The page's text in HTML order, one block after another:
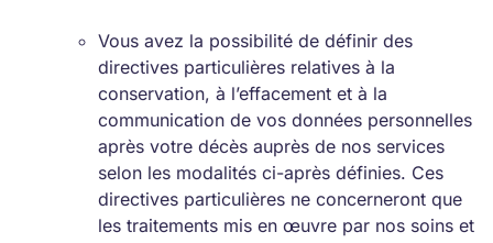
Vous avez la possibilité de définir des
directives particulières relatives à la
conservation, à l’effacement et à la
communication de vos données personnelles
après votre décès auprès de nos services
selon les modalités ci-après définies. Ces
directives particulières ne concerneront que
les traitements mis en œuvre par nos soins et